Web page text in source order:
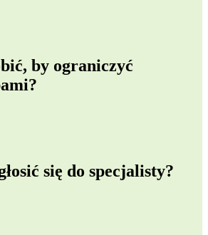
by ograniczyć
się do specjalisty?